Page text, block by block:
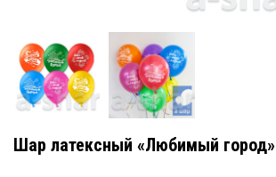
Шар латексный «Любимый город»